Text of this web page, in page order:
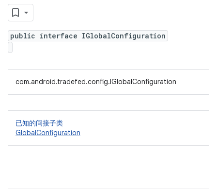
public interface IGlobalConfiguration
com.android.tradefed.config.IGlobalConfiguration
已知的间接子类
GlobalConfiguration